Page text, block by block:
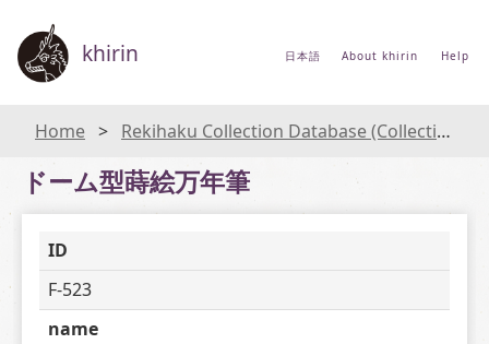
khirin 日本語 About khirin Help
Home Rekihaku Collection Database (Collections Database of the National Museum of Japanese History)
ドーム型蒔絵万年筆
ID
F-523
name